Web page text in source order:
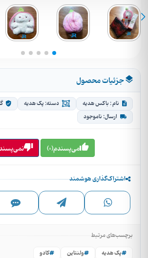
جزئیات محصول
نام : باکس هدیه دسته: پک هدیه
ارسال: ناموجود
می‌پسندم(0)
اشتراک‌گذاری هوشمند
برچسب‌های مرتبط
پک هدیه
ولنتاین کادو